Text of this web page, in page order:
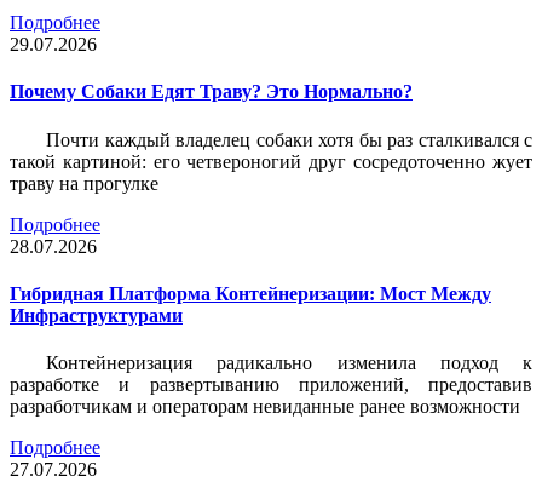
Подробнее
29.07.2026
Почему Собаки Едят Траву? Это Нормально?
Почти каждый владелец собаки хотя бы раз сталкивался с
такой картиной: его четвероногий друг сосредоточенно жует
траву на прогулке
Подробнее
28.07.2026
Гибридная Платформа Контейнеризации: Мост Между
Инфраструктурами
Контейнеризация радикально изменила подход к
разработке и развертыванию приложений, предоставив
разработчикам и операторам невиданные ранее возможности
Подробнее
27.07.2026